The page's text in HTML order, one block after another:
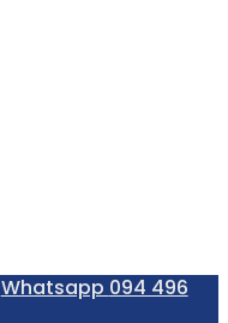
Whatsapp 094 496